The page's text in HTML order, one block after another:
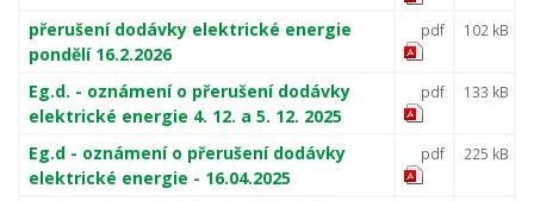
přerušení dodávky elektrické energie
pondělí 16.2.2026
pdf 102 kB
Eg.d. - oznámení o přerušení dodávky
elektrické energie 4. 12. a 5. 12. 2025
pdf 133 kB
Eg.d - oznámení o přerušení dodávky
elektrické energie - 16.04.2025
pdf 225 kB